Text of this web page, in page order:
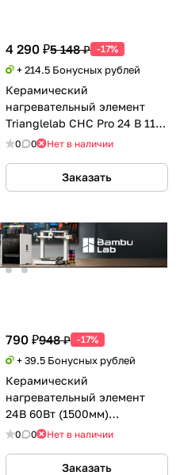
4 290 ₽5 148 ₽ -17%
+ 214.5 Бонусных рублей
Керамический
нагревательный элемент
Trianglelab CHC Pro 24 В 115
Вт0 0 Нет в наличии
Заказать
790 ₽948 ₽ -17%
+ 39.5 Бонусных рублей
Керамический
нагревательный элемент
24В 60Вт (1500мм)
TriangleLab
0 0 Нет в наличии
Заказать